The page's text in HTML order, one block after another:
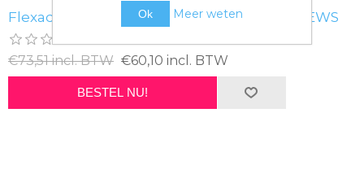
Flexadin Advanced Original (hond) - 60 CHEWS
€73,51 incl. BTW €60,10 incl. BTW
BESTEL NU!
Ok Meer weten